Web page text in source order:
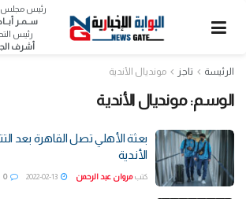
رئيس مجلس
ســمـر
رئيس
أشرف
الرئيسة تاجز مونديال الأندية
الوسم:مونديال الأندية
بعثة الأهلي تصل القاهرة بعد
الأندية
كتب مروان عبد الرحمن 0